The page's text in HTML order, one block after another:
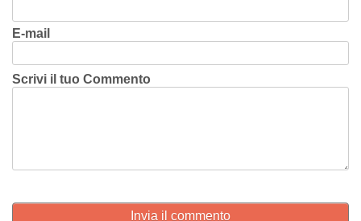
E-mail
Scrivi il tuo Commento
Invia il commento